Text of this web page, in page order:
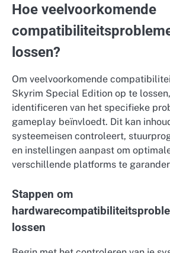
Hoe veelvoorkomende
lossen?
Om veelvoorkomende
Skyrim Special Edition op te
identificeren van het specifieke
gameplay beïnvloedt. Dit kan
systeemeisen controleert,
en instellingen aanpast om
verschillende platforms te
Stappen om
lossen